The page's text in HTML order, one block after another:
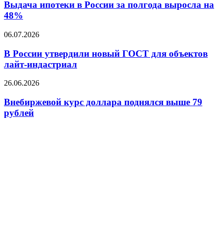
в
России
за
выросла
48%
Выдача ипотеки в России за полгода выросла на
48%
В
утвердили
новый
ГОСТ
объектов
индастриал
06.07.2026
В России утвердили новый ГОСТ для объектов
лайт-индастриал
Внебиржевой
доллара
поднялся
выше
26.06.2026
Внебиржевой курс доллара поднялся выше 79
рублей